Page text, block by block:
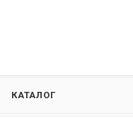
КАТАЛОГ